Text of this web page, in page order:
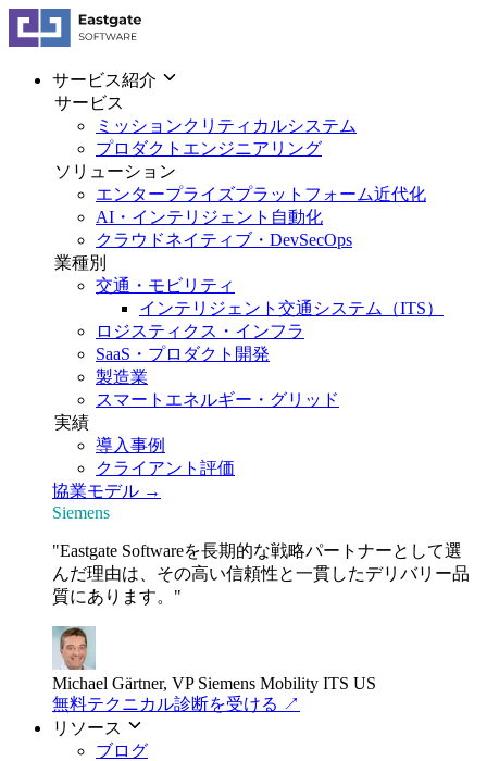
サービス紹介
サービス
ミッションクリティカルシステム
プロダクトエンジニアリング
ソリューション
エンタープライズプラットフォーム近代化
AI・インテリジェント自動化
クラウドネイティブ・DevSecOps
業種別
交通・モビリティ
インテリジェント交通システム（ITS）
ロジスティクス・インフラ
SaaS・プロダクト開発
製造業
スマートエネルギー・グリッド
実績
導入事例
クライアント評価
協業モデル →
Siemens
"Eastgate Softwareを長期的な戦略パートナーとして選
んだ理由は、その高い信頼性と一貫したデリバリー品
質にあります。"
Michael Gärtner, VP Siemens Mobility ITS US
無料テクニカル診断を受ける ↗
リソース
ブログ